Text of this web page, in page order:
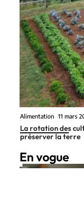
Alimentation 11 mars
La rotation des
préserver la terre
En vogue